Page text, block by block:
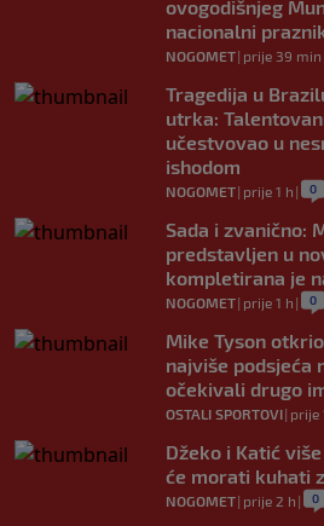
ovogodišnjeg
nacionalni
NOGOMET| prije 39 min
Tragedija u
utrka:
učestvovao u
ishodom
NOGOMET| prije 1 h | 0
Sada i zvanično:
predstavljen u
kompletirana je
NOGOMET| prije 1 h | 0
Mike Tyson
najviše podsjeća
očekivali drugo
OSTALI SPORTOVI| prije
Džeko i Katić
će morati kuhati
NOGOMET| prije 2 h | 0